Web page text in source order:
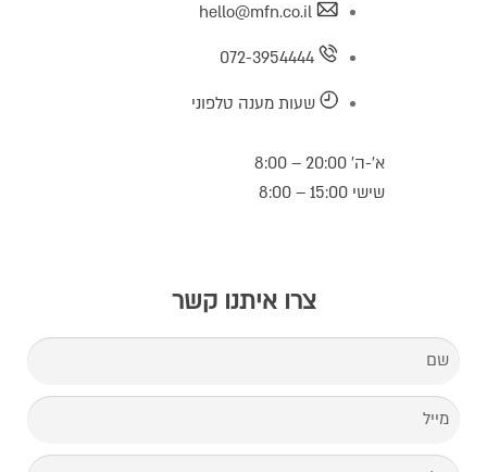
hello@mfn.co.il
072-3954444
שעות מענה טלפוני
א’-ה’ 20:00 – 8:00
שישי 15:00 – 8:00
צרו איתנו קשר